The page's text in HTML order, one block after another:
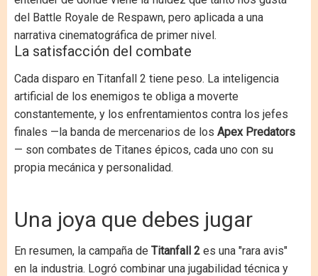
del Battle Royale de Respawn, pero aplicada a una
narrativa cinematográfica de primer nivel.
La satisfacción del combate
Cada disparo en Titanfall 2 tiene peso. La inteligencia
artificial de los enemigos te obliga a moverte
constantemente, y los enfrentamientos contra los jefes
finales —la banda de mercenarios de los Apex Predators
— son combates de Titanes épicos, cada uno con su
propia mecánica y personalidad.
Una joya que debes jugar
En resumen, la campaña de Titanfall 2 es una "rara avis"
en la industria. Logró combinar una jugabilidad técnica y